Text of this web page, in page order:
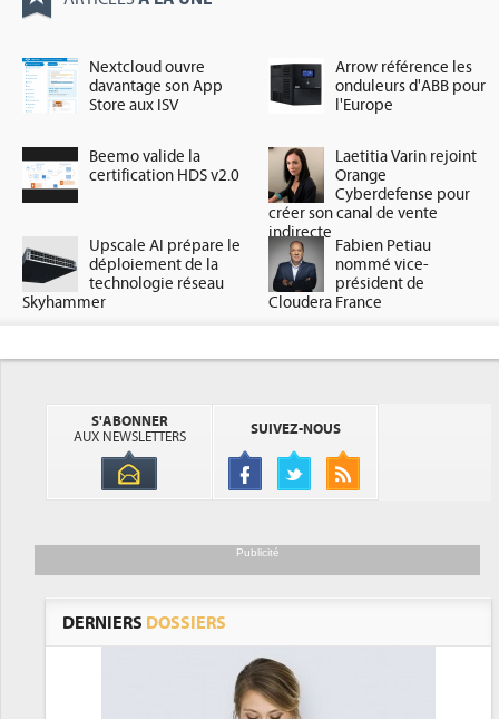
Nextcloud ouvre
davantage son App
Store aux ISV
Arrow référence les
onduleurs d'ABB pour
l'Europe
Beemo valide la
certification HDS v2.0
Laetitia Varin rejoint
Orange
Cyberdefense pour
créer son canal de vente
indirecte
Upscale AI prépare le
déploiement de la
technologie réseau
Skyhammer
Fabien Petiau
nommé vice-
président de
Cloudera France
S'ABONNER
AUX NEWSLETTERS
SUIVEZ-NOUS
Publicité
DERNIERS DOSSIERS